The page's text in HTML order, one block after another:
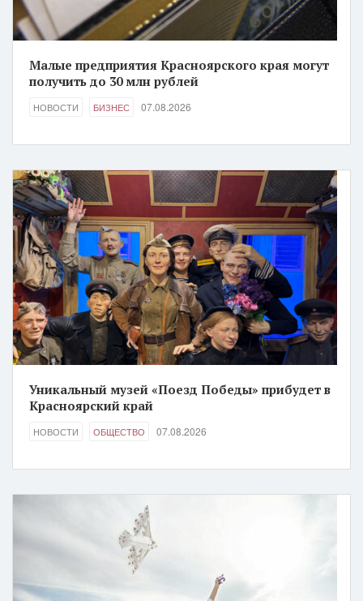
Малые предприятия Красноярского края могут
получить до 30 млн рублей
НОВОСТИ БИЗНЕС 07.08.2026
Уникальный музей «Поезд Победы» прибудет в
Красноярский край
НОВОСТИ ОБЩЕСТВО 07.08.2026